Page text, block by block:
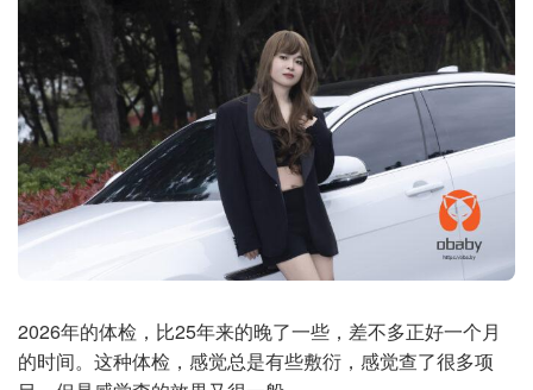
2026年的体检，比25年来的晚了一些，差不多正好一个月
的时间。这种体检，感觉总是有些敷衍，感觉查了很多项